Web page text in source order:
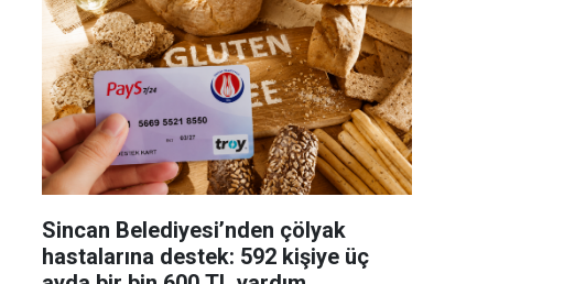
Sincan Belediyesi’nden çölyak
hastalarına destek: 592 kişiye üç